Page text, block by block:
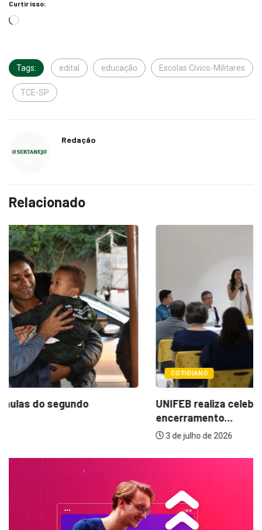
Curtir isso:
Tags: edital educação Escolas Cívico-Militares
TCE-SP
Redação
Relacionado
COTIDIANO
UNIFEB realiza celebração ecumênica para marcar